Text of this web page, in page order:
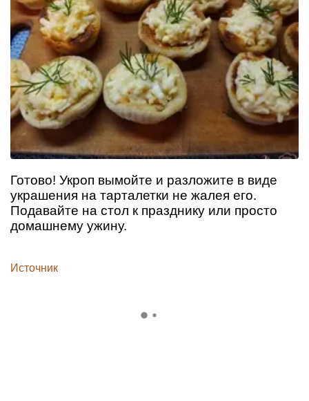
Готово! Укроп вымойте и разложите в виде
украшения на тарталетки не жалея его.
Подавайте на стол к празднику или просто
домашнему ужину.
Источник